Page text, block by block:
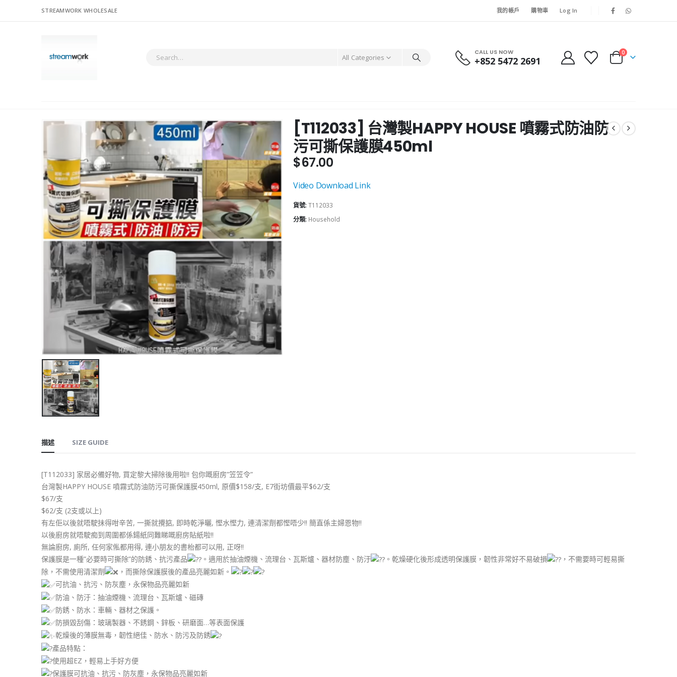
STREAMWORK WHOLESALE 我的帳戶 購物車 Log In
All Categories
CALL US NOW
+852 5472 2691
0
[T112033] 台灣製HAPPY HOUSE 噴霧式防油防
污可撕保護膜450ml
$67.00
Video Download Link
貨號: T112033
分類: Household
描述 SIZE GUIDE
[T112033] 家居必備好物, 買定黎大掃除後用啦!! 包你嘅廚房”笠笠令”
台灣製HAPPY HOUSE 噴霧式防油防污可撕保護膜450ml, 原價$158/支, E7街坊價最平$62/支
$67/支
$62/支 (2支或以上)
有左佢以後就唔駛抺得咁辛苦, 一撕就攪掂, 即時乾淨曬, 慳水慳力, 連清潔劑都慳唔少!! 簡直係主婦恩物!!
以後廚房就唔駛痴到周圍都係鍚紙同難睇嘅廚房貼紙啦!!
無論廚房, 廁所, 任何家俬都用得, 連小朋友的書枱都可以用, 正呀!!
保護膜是一種”必要時可撕除”的防銹、抗污產品
。適用於抽油煙機、流理台、瓦斯爐、器材防塵、防汙 。乾燥硬化後形成透明保護膜，韌性非常好不易破損
，不需要時可輕易撕
除，不需使用清潔劑
，而撕除保護膜後的產品亮麗如新。
可抗油、抗污、防灰塵，永保物品亮麗如新
防油、防汙：抽油煙機、流理台、瓦斯爐、磁磚
防銹、防水：車輛、器材之保護。
防損毀刮傷：玻璃製器、不銹鋼、鋅板、研磨面…等表面保護
乾燥後的薄膜無毒，韌性絕佳、防水、防污及防銹
產品特點：
使用超EZ，輕易上手好方便
保護膜可抗油、抗污、防灰塵，永保物品亮麗如新